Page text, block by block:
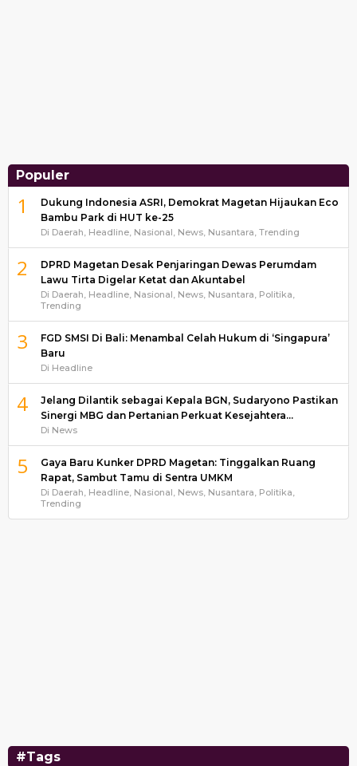
Populer
1
Dukung Indonesia ASRI, Demokrat Magetan Hijaukan Eco
Bambu Park di HUT ke-25
Di Daerah, Headline, Nasional, News, Nusantara, Trending
2
DPRD Magetan Desak Penjaringan Dewas Perumdam
Lawu Tirta Digelar Ketat dan Akuntabel
Di Daerah, Headline, Nasional, News, Nusantara, Politika,
Trending
3
FGD SMSI Di Bali: Menambal Celah Hukum di ‘Singapura’
Baru
Di Headline
4
Jelang Dilantik sebagai Kepala BGN, Sudaryono Pastikan
Sinergi MBG dan Pertanian Perkuat Kesejahtera…
Di News
5
Gaya Baru Kunker DPRD Magetan: Tinggalkan Ruang
Rapat, Sambut Tamu di Sentra UMKM
Di Daerah, Headline, Nasional, News, Nusantara, Politika,
Trending
#Tags